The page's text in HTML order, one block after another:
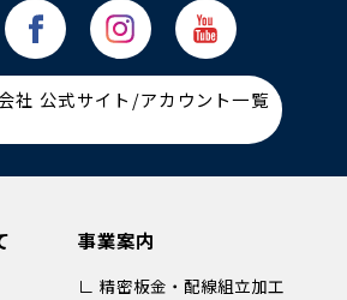
社 公式サイト/アカウント一覧
事業案内
∟ 精密板金・配線組立加工